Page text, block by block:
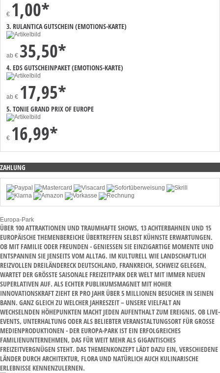
€ 1,00*
3. RULANTICA GUTSCHEIN (EMOTIONS-KARTE)
ab € 35,50*
4. EDS GUTSCHEINPAKET (EMOTIONS-KARTE)
ab € 17,95*
5. TONIE GRAND PRIX OF EUROPE
€ 16,99*
ZAHLUNG
Europa-Park
ÜBER 100 ATTRAKTIONEN UND TRAUMHAFTE SHOWS, 13 ACHTERBAHNEN UND 15
EUROPÄISCHE THEMENBEREICHE ÜBERTREFFEN SELBST KÜHNSTE ERWARTUNGEN.
OB MIT FAMILIE ODER FREUNDEN - GENIESSEN SIE EINZIGARTIGE MOMENTE UND E
NTSPANNEN SIE JENSEITS VOM ALLTAG. IM KULTURELL WIE LANDSCHAFTLICH R
EIZVOLLEN DREILÄNDERECK DEUTSCHLAND, FRANKREICH, SCHWEIZ GELEGEN, W
ARTET DER GRÖSSTE SAISONALE FREIZEITPARK DER WELT MIT IMMER NEUEN SU
PERLATIVEN AUF. ALS ECHTER PUBLIKUMSMAGNET MIT HOHER IN
NOVATIONSKRAFT ZIEHT ER PRO JAHR ÜBER 5 MILLIONEN BESUCHER IN SEINEN BA
NN. GANZ GLEICH ZU WELCHER JAHRESZEIT – UNSERE VIELFALT AN WE
CHSELNDEN HÖHEPUNKTEN MACHT JEDEN AUFENTHALT ZUM EREIGNIS. OB LIVE-EV
ENTS, UNTERHALTUNG ODER ALS BELIEBTER VERANSTALTUNGSORT FÜR GROSSE MED
IENPRODUKTIONEN - DER EUROPA-PARK IST EIN ERFOLGREICHES FAM
ILIENUNTERNEHMEN, DAS FÜR WEIT MEHR ALS GIGANTISCHES FRE
IZEITVERGNÜGEN STEHT. DAS THEMENKONZEPT LÄDT DAZU EIN, VERSCHIEDENE LÄN
DER DURCH ARCHITEKTUR, FLORA UND NATÜRLICH AUCH KULINARISCHE ERL
EBNISSE KENNENZULERNEN.